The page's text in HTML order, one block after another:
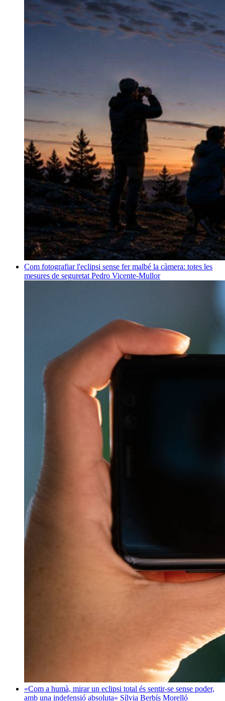
Com fotografiar l'eclipsi sense fer malbé la càmera: totes les
mesures de seguretat Pedro Vicente-Mullor
«Com a humà, mirar un eclipsi total és sentir-se sense poder,
amb una indefensió absoluta» Sílvia Berbís Morelló